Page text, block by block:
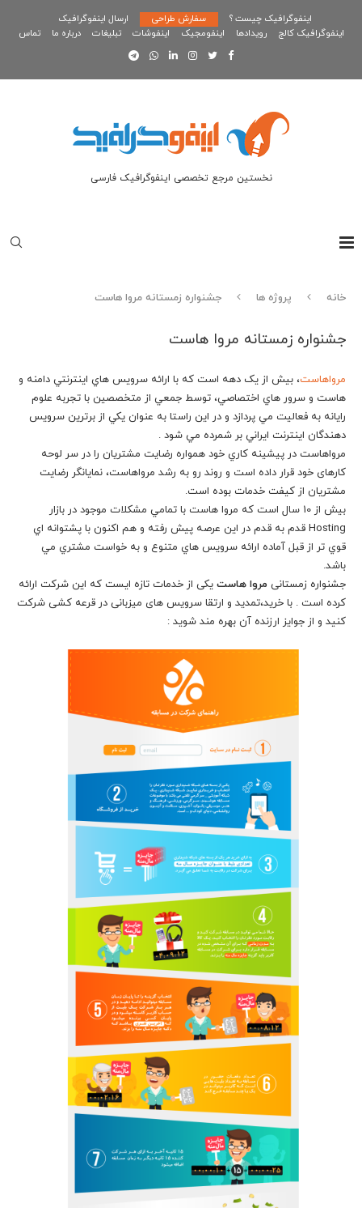
اینفوگرافیک چیست ؟ سفارش طراحی
ارسال اینفوگرافیک
اینفوگرافیک کالج
رویدادها اینفومجیک اینفوشات تبلیغات درباره ما تماس
نخستین مرجع تخصصی اینفوگرافیک فارسی
خانه پروژه ها جشنواره زمستانه مروا هاست
جشنواره زمستانه مروا هاست
مرواهاست، بیش از یک دهه است که با ارائه سرويس هاي اينترنتي دامنه و
هاست و سرور هاي اختصاصي، توسط جمعي از متخصصين با تجربه علوم
رايانه به فعاليت مي پردازد و در اين راستا به عنوان يكي از برترين سرويس
دهندگان اينترنت ايراني بر شمرده مي شود .
مرواهاست در پيشينه کاري خود همواره رضایت مشتریان را در سر لوحه
کارهای خود قرار داده است و روند رو به رشد مرواهاست، نمايانگر رضايت
مشتريان از کيفت خدمات بوده است.
بيش از 10 سال است که مروا هاست با تمامي مشکلات موجود در بازار
Hosting قدم به قدم در اين عرصه پيش رفته و هم اکنون با پشتوانه اي
قوي تر از قبل آماده ارائه سرويس هاي متنوع و به خواست مشتري مي
باشد.
جشنواره زمستانی مروا هاست یکی از خدمات تازه ایست که این شرکت ارائه
کرده است . با خرید،تمدید و ارتقا سرویس های میزبانی در قرعه کشی شرکت
کنید و از جوایز ارزنده آن بهره مند شوید :